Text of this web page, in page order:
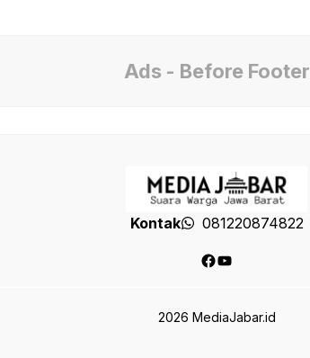
Ads - Before Footer
Kontak 081220874822
Facebook
YouTube
2026 MediaJabar.id